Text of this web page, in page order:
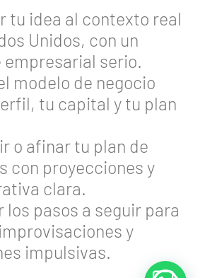
tu idea al contexto real
Unidos, con un
empresarial serio.
modelo de negocio
tu capital y tu plan
o afinar tu plan de
con proyecciones y
clara.
los pasos a seguir para
y
impulsivas.